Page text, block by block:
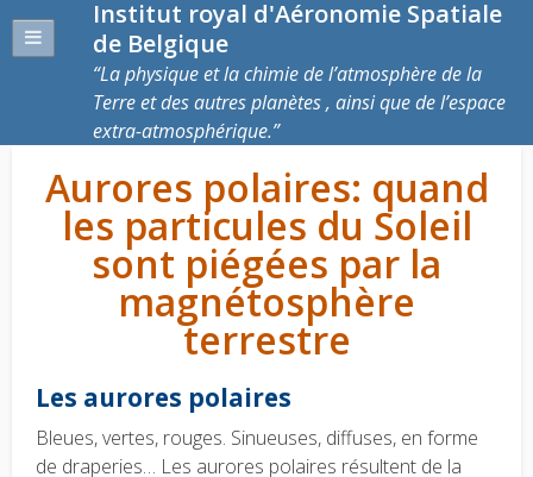
Institut royal d'Aéronomie Spatiale
de Belgique
La physique et la chimie de l’atmosphère de la
Terre et des autres planètes , ainsi que de l’espace
extra-atmosphérique.
Aurores polaires: quand
les particules du Soleil
sont piégées par la
magnétosphère
terrestre
Les aurores polaires
Bleues, vertes, rouges. Sinueuses, diffuses, en forme
de draperies… Les aurores polaires résultent de la